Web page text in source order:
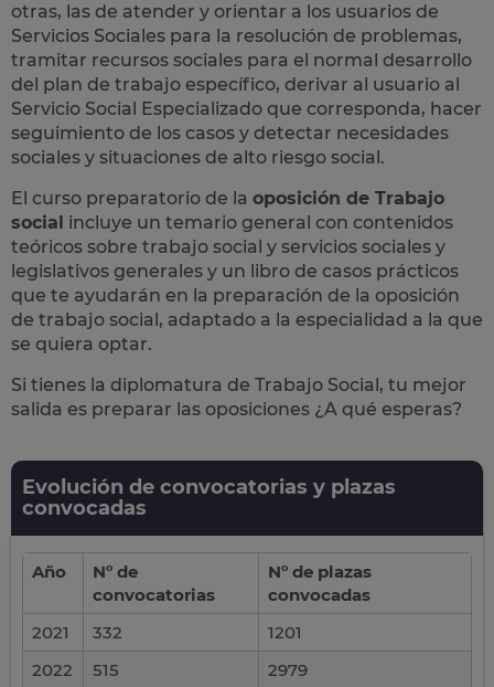
otras, las de atender y orientar a los usuarios de
Servicios Sociales para la resolución de problemas,
tramitar recursos sociales para el normal desarrollo
del plan de trabajo específico, derivar al usuario al
Servicio Social Especializado que corresponda, hacer
seguimiento de los casos y detectar necesidades
sociales y situaciones de alto riesgo social.
El curso preparatorio de la oposición de Trabajo
social incluye un temario general con contenidos
teóricos sobre trabajo social y servicios sociales y
legislativos generales y un libro de casos prácticos
que te ayudarán en la preparación de la oposición
de trabajo social, adaptado a la especialidad a la que
se quiera optar.
Si tienes la diplomatura de Trabajo Social, tu mejor
salida es preparar las oposiciones ¿A qué esperas?
Evolución de convocatorias y plazas
convocadas
Año
Nº de
convocatorias
Nº de plazas
convocadas
2021
332
1201
2022
515 2979